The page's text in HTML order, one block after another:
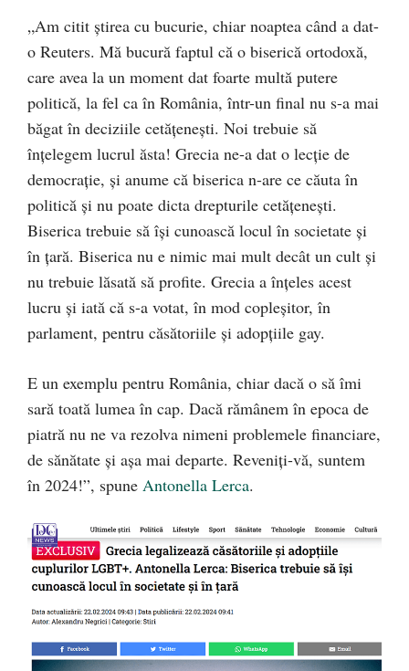
„Am citit știrea cu bucurie, chiar noaptea când a dat-
o Reuters. Mă bucură faptul că o biserică ortodoxă,
care avea la un moment dat foarte multă putere
politică, la fel ca în România, într-un final nu s-a mai
băgat în deciziile cetățenești. Noi trebuie să
înțelegem lucrul ăsta! Grecia ne-a dat o lecție de
democrație, și anume că biserica n-are ce căuta în
politică și nu poate dicta drepturile cetățenești.
Biserica trebuie să își cunoască locul în societate și
în țară. Biserica nu e nimic mai mult decât un cult și
nu trebuie lăsată să profite. Grecia a înțeles acest
lucru și iată că s-a votat, în mod copleșitor, în
parlament, pentru căsătoriile și adopțiile gay.
E un exemplu pentru România, chiar dacă o să îmi
sară toată lumea în cap. Dacă rămânem în epoca de
piatră nu ne va rezolva nimeni problemele financiare,
de sănătate și așa mai departe. Reveniți-vă, suntem
în 2024!”, spune Antonella Lerca.